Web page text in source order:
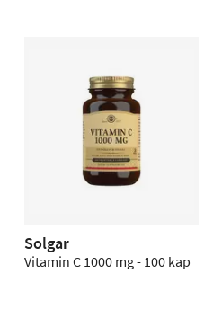
Solgar
Vitamin C 1000 mg - 100 kap